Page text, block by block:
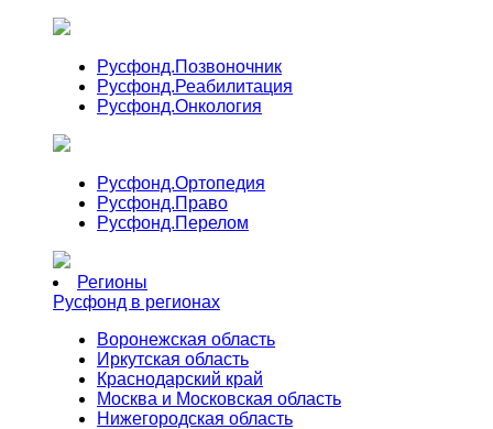
Русфонд.Позвоночник
Русфонд.Реабилитация
Русфонд.Онкология
Русфонд.Ортопедия
Русфонд.Право
Русфонд.Перелом
Регионы
Русфонд в регионах
Воронежская область
Иркутская область
Краснодарский край
Москва и Московская область
Нижегородская область